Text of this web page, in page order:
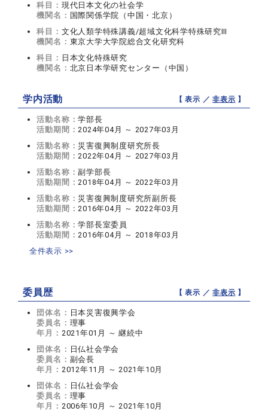
科目： 現代日本文化の社会学
機関名： 国際関係学院（中国・北京）
科目： 文化人類学特殊講義/超域文化科学特殊研究Ⅲ
機関名： 東京大学大学院総合文化研究科
科目： 日本文化特殊研究
機関名： 北京日本学研究センター（中国）
学内活動 【 表示 ／非表示 】
活動名称：学部長
活動期間：2024年04月 ～ 2027年03月
活動名称： 災害復興制度研究所長
活動期間：2022年04月 ～ 2027年03月
活動名称：副学部長
活動期間：2018年04月 ～ 2022年03月
活動名称： 災害復興制度研究所副所長
活動期間：2016年04月 ～ 2022年03月
活動名称：学部長室委員
活動期間：2016年04月 ～ 2018年03月
全件表示 >>
委員歴 【 表示 ／非表示 】
団体名： 日本災害復興学会
委員名： 理事
年月： 2021年01月 ～ 継続中
団体名： 日仏社会学会
委員名： 副会長
年月： 2012年11月 ～ 2021年10月
団体名： 日仏社会学会
委員名： 理事
年月： 2006年10月 ～ 2021年10月